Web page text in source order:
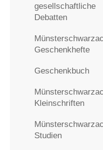
gesellschaftliche
Debatten
Geschenkhefte
Geschenkbuch
Kleinschriften
Studien